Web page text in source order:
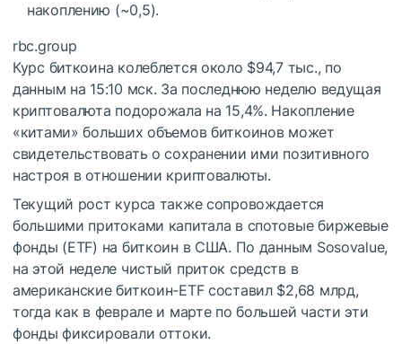
накоплению (~0,5).
rbc.group
Курс биткоина колеблется около $94,7 тыс., по
данным на 15:10 мск. За последнюю неделю ведущая
криптовалюта подорожала на 15,4%. Накопление
«китами» больших объемов биткоинов может
свидетельствовать о сохранении ими позитивного
настроя в отношении криптовалюты.
Текущий рост курса также сопровождается
большими притоками капитала в спотовые биржевые
фонды (ETF) на биткоин в США. По данным Sosovalue,
на этой неделе чистый приток средств в
американские биткоин-ETF составил $2,68 млрд,
тогда как в феврале и марте по большей части эти
фонды фиксировали оттоки.